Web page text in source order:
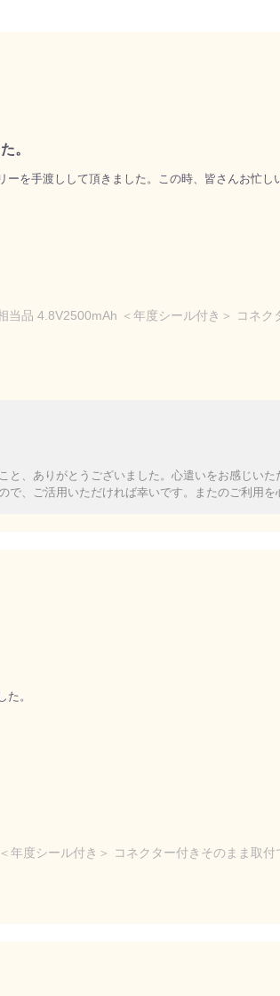
。
を手渡しして頂きました。この時、皆さんお忙
品 4.8V2500mAh ＜年度シール付き＞ コネ
、ありがとうございました。心遣いをお感じい
、ご活用いただければ幸いです。またのご利用を
。
度シール付き＞ コネクター付きそのまま取付